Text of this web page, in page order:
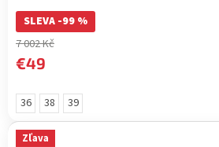
SLEVA -99 %
7 002 Kč
€49
36 38 39
Zľava